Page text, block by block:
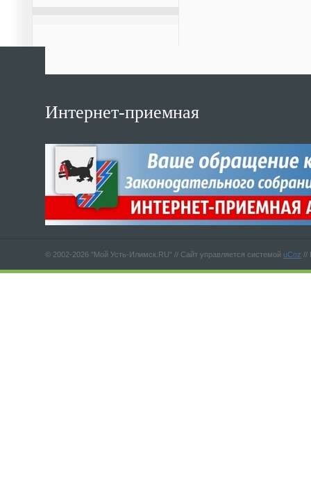
Интернет-приемная
© 2002-2026 "Мой Усть-Илимск.RU" // Сайт управляется системой uCoz //